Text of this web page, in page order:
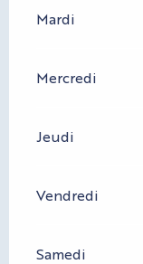
Mardi
Mercredi
Jeudi
Vendredi
Samedi